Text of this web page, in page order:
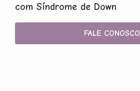
com Síndrome de Down
FALE CONOSCO